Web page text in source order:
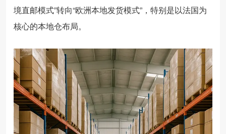
境直邮模式”转向“欧洲本地发货模式”，特别是以法国为
核心的本地仓布局。